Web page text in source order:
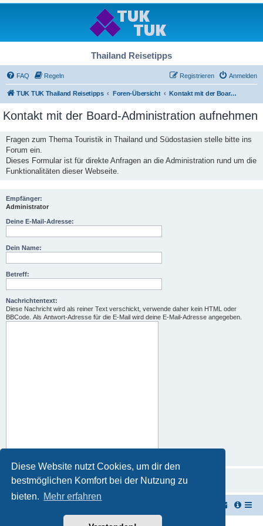
Diese Website nutzt Cookies, um dir den
bestmöglichen Komfort bei der Nutzung zu
bieten. Mehr erfahren
Thailand Reisetipps
FAQ Regeln Anmelden
Registrieren
TUK TUK Thailand Reisetipps Foren-Übersicht Kontakt mit der Board-Administration aufnehmen
Kontakt mit der Board-Administration aufnehmen
Fragen zum Thema Touristik in Thailand und Südostasien stelle bitte ins
Forum ein.
Dieses Formular ist für direkte Anfragen an die Administration rund um die
Funktionalitäten dieser Webseite.
Empfänger:
Administrator
Deine E-Mail-Adresse:
Dein Name:
Betreff:
Nachrichtentext:
Diese Nachricht wird als reiner Text verschickt, verwende daher kein HTML oder
BBCode. Als Antwort-Adresse für die E-Mail wird deine E-Mail-Adresse angegeben.